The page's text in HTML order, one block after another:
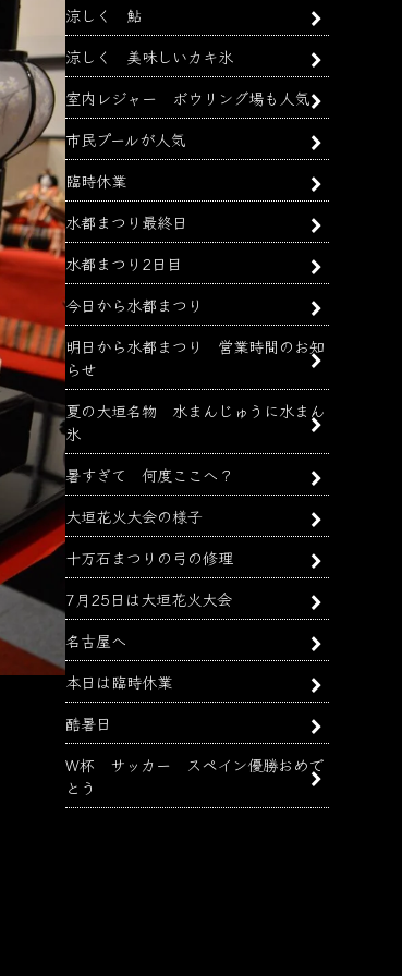
涼しく 鮎
涼しく 美味しいカキ氷
室内レジャー ボウリング場も人気
市民プールが人気
臨時休業
水都まつり最終日
水都まつり2日目
今日から水都まつり
明日から水都まつり 営業時間のお知
らせ
夏の大垣名物 水まんじゅうに水まん
氷
暑すぎて 何度ここへ？
大垣花火大会の様子
十万石まつりの弓の修理
7月25日は大垣花火大会
名古屋へ
本日は臨時休業
酷暑日
W杯 サッカー スペイン優勝おめで
とう